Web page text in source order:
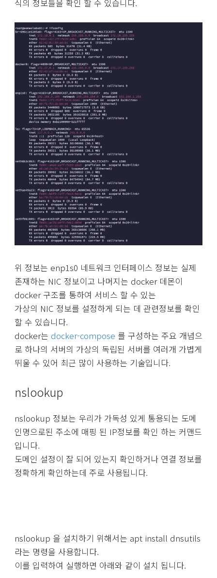
식의 정보들을 확인 할 수 있습니다.
위 정보는 enp1s0 네트워크 인터페이스 정보는 실제
존재하는 NIC 정보이고 나머지는 docker 데몬이
docker 구조를 통하여 서비스 할 수 있는
가상의 NIC 정보를 설정하게 되는 데 관련정보를 확인
할 수 있습니다.
docker는 docker-compose 를 구성하는 주요 개념으
로 하나의 서버의 가상의 독립된 서버를 여러개 가볍게
뛰울 수 있어 최근 많이 사용하는 기술입니다.
nslookup
nslookup 정보는 우리가 가독성 있게 통용되는 도메
인명으로된 주소에 매핑 된 IP정보를 확인 하는 커맨드
입니다.
도메인 설정이 잘 되어 있는지 확인하거나 연결 정보를
정확하게 확인하는데 주로 사용됩니다.
nslookup 을 설치하기 위해서는 apt install dnsutils
라는 명령을 사용합니다.
이를 입력하여 실행하면 아래와 같이 설치 됩니다.